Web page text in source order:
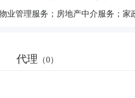
代理 （0）